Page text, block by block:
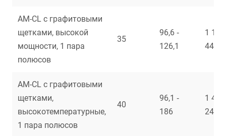
AM-CL с графитовыми
щетками, высокой
мощности, 1 пара
полюсов
35
96,6 ‑
126,1
1 103
444
AM-CL с графитовыми
щетками,
высокотемпературные,
1 пара полюсов
40
96,1 ‑
186
1 470
247